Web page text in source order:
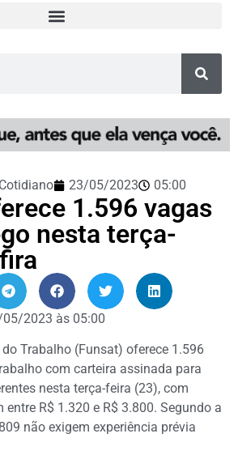
Cotidiano 23/05/2023 05:00
1.596 vagas
nesta terça-
05/2023 às 05:00
Trabalho (Funsat) oferece 1.596
com carteira assinada para
nesta terça-feira (23), com
R$ 1.320 e R$ 3.800. Segundo a
não exigem experiência prévia